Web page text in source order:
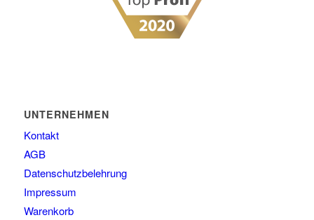
UNTERNEHMEN
Kontakt
AGB
Datenschutzbelehrung
Impressum
Warenkorb